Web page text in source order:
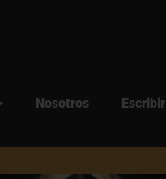
Nosotros Escribir